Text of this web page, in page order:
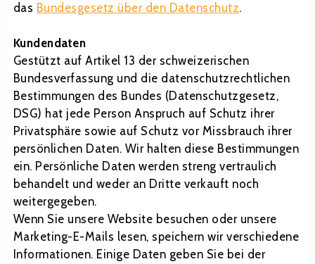
das Bundesgesetz über den Datenschutz.
Kundendaten
Gestützt auf Artikel 13 der schweizerischen
Bundesverfassung und die datenschutzrechtlichen
Bestimmungen des Bundes (Datenschutzgesetz,
DSG) hat jede Person Anspruch auf Schutz ihrer
Privatsphäre sowie auf Schutz vor Missbrauch ihrer
persönlichen Daten. Wir halten diese Bestimmungen
ein. Persönliche Daten werden streng vertraulich
behandelt und weder an Dritte verkauft noch
weitergegeben.
Wenn Sie unsere Website besuchen oder unsere
Marketing-E-Mails lesen, speichern wir verschiedene
Informationen. Einige Daten geben Sie bei der